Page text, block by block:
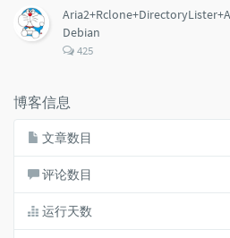
数：
Debian
评
425
博客信息
文章数目
评论数目
运行天数